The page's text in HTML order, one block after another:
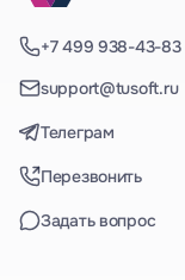
+7 499 938-43-83
support@tusoft.ru
Телеграм
Перезвонить
Задать вопрос